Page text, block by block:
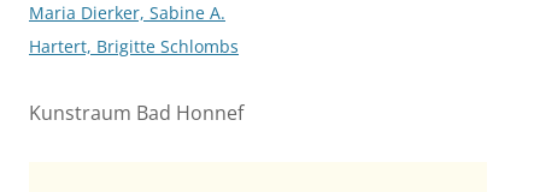
Maria Dierker, Sabine A.
Hartert, Brigitte Schlombs
Kunstraum Bad Honnef